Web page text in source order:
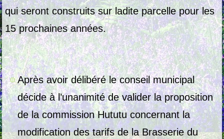
qui seront construits sur ladite parcelle pour les
15 prochaines années.
Après avoir délibéré le conseil municipal
décide à l’unanimité de valider la proposition
de la commission Hututu concernant la
modification des tarifs de la Brasserie du